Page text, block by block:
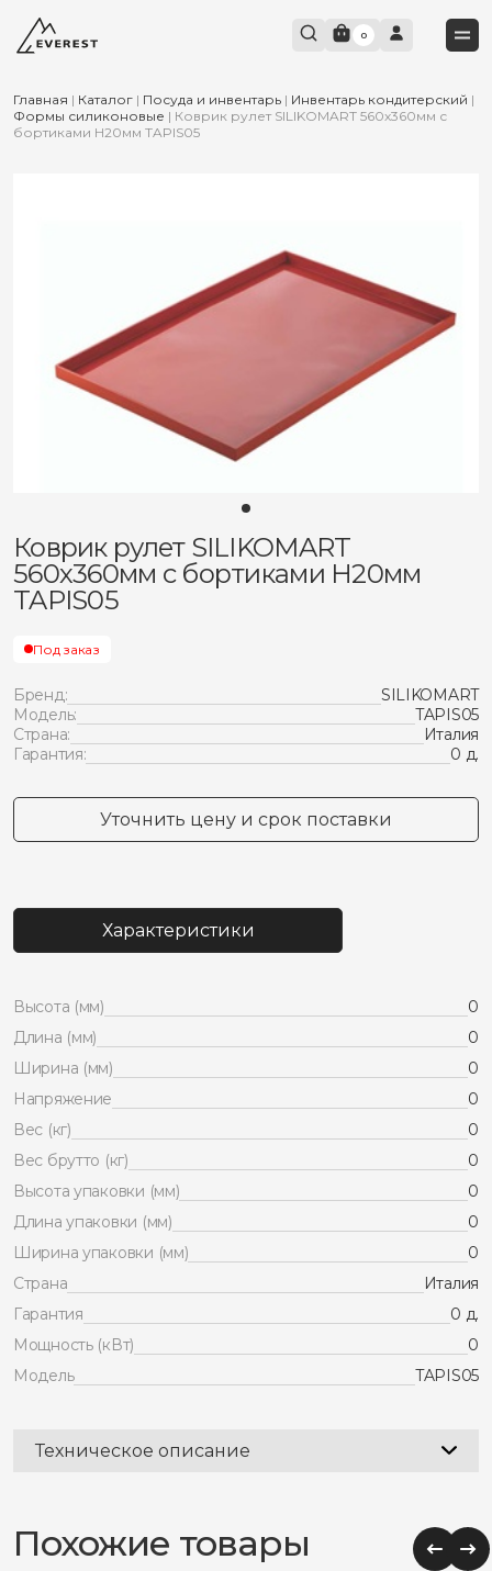
0
Главная | Каталог | Посуда и инвентарь | Инвентарь кондитерский |
Формы силиконовые | Коврик рулет SILIKOMART 560х360мм с
бортиками H20мм TAPIS05
Коврик рулет SILIKOMART
560х360мм с бортиками H20мм
TAPIS05
Под заказ
Бренд:
SILIKOMART
Модель:
TAPIS05
Страна:
Италия
Гарантия:
0 д.
Уточнить цену и срок поставки
Характеристики
Высота (мм)
0
Длина (мм)
0
Ширина (мм)
0
Напряжение
0
Вес (кг)
0
Вес брутто (кг)
0
Высота упаковки (мм)
0
Длина упаковки (мм)
0
Ширина упаковки (мм)
0
Страна
Италия
Гарантия
0 д.
Мощность (кВт)
0
Модель
TAPIS05
Техническое описание
Похожие товары